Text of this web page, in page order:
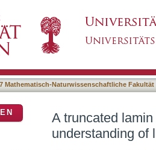
7 Mathematisch-Naturwissenschaftliche Fakultät
A truncated
understanding of